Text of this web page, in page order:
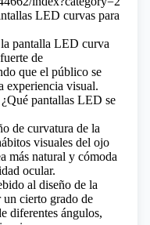
LED curvas para
pantalla LED curva
de
que el público se
experiencia visual.
pantallas LED se
de curvatura de la
visuales del ojo
más natural y cómoda
ocular.
al diseño de la
un cierto grado de
diferentes ángulos,